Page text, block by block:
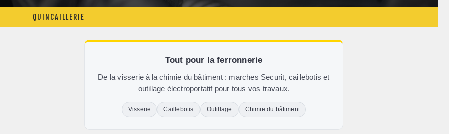
QUINCAILLERIE
Tout pour la ferronnerie
De la visserie à la chimie du bâtiment : marches Securit, caillebotis et
outillage électroportatif pour tous vos travaux.
Visserie Caillebotis Outillage Chimie du bâtiment